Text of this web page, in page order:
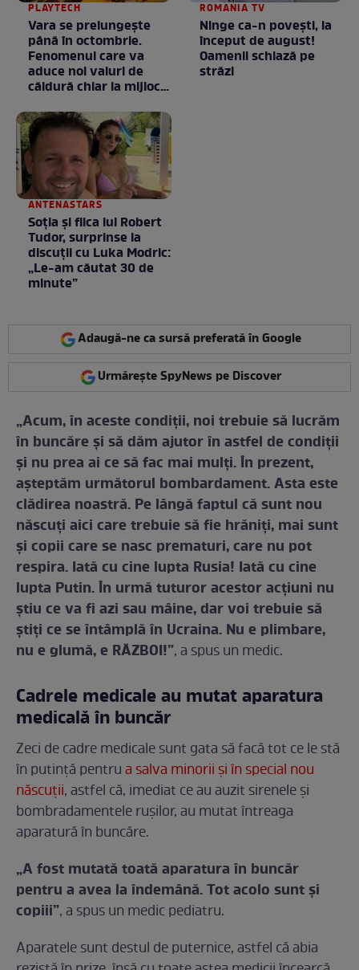
PLAYTECH
Vara se prelungeşte
până în octombrie.
Fenomenul care va
aduce noi valuri de
căldură chiar la mijlocul
ROMANIA TV
Ninge ca-n povești, la
început de august!
Oamenii schiază pe
străzi
ANTENASTARS
Soția și fiica lui Robert
Tudor, surprinse la
discuții cu Luka Modric:
„Le-am căutat 30 de
minute”
Adaugă-ne ca sursă preferată în Google
Urmărește SpyNews pe Discover
„Acum, în aceste condiții, noi trebuie să lucrăm
în buncăre și să dăm ajutor în astfel de condiții
și nu prea ai ce să fac mai mulți. În prezent,
așteptăm următorul bombardament. Asta este
clădirea noastră. Pe lângă faptul că sunt nou
născuți aici care trebuie să fie hrăniți, mai sunt
și copii care se nasc prematuri, care nu pot
respira. Iată cu cine lupta Rusia! Iată cu cine
lupta Putin. În urmă tuturor acestor acțiuni nu
știu ce va fi azi sau mâine, dar voi trebuie să
știți ce se întâmplă în Ucraina. Nu e plimbare,
nu e glumă, e RĂZBOI!”, a spus un medic.
Cadrele medicale au mutat aparatura
medicală în buncăr
Zeci de cadre medicale sunt gata să facă tot ce le stă
în putință pentrua salva minorii și în special nou
născuții, astfel că, imediat ce au auzit sirenele și
bombradamentele rușilor, au mutat întreaga
aparatură în buncăre.
„A fost mutată toată aparatura în buncăr
pentru a avea la îndemână. Tot acolo sunt și
copiii”, a spus un medic pediatru.
Aparatele sunt destul de puternice, astfel că abia